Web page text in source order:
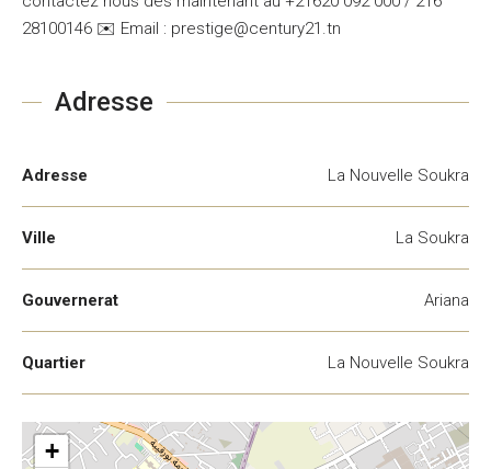
28100146 ✉️ Email : prestige@century21.tn
Adresse
Adresse La Nouvelle Soukra
Ville La Soukra
Gouvernerat Ariana
Quartier La Nouvelle Soukra
+